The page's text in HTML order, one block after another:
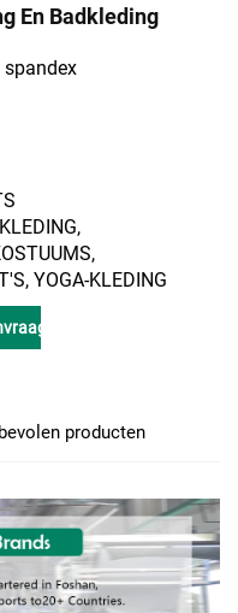
En Badkleding
spandex
YOGA-KLEDING
producten